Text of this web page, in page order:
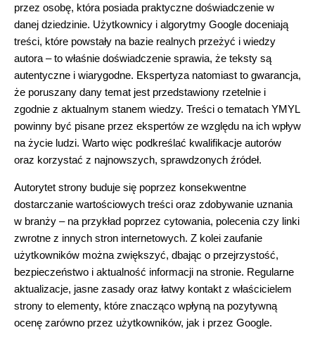
przez osobę, która posiada praktyczne doświadczenie w
danej dziedzinie. Użytkownicy i algorytmy Google doceniają
treści, które powstały na bazie realnych przeżyć i wiedzy
autora – to właśnie doświadczenie sprawia, że teksty są
autentyczne i wiarygodne. Ekspertyza natomiast to gwarancja,
że poruszany dany temat jest przedstawiony rzetelnie i
zgodnie z aktualnym stanem wiedzy. Treści o tematach YMYL
powinny być pisane przez ekspertów ze względu na ich wpływ
na życie ludzi. Warto więc podkreślać kwalifikacje autorów
oraz korzystać z najnowszych, sprawdzonych źródeł.
Autorytet strony buduje się poprzez konsekwentne
dostarczanie wartościowych treści oraz zdobywanie uznania
w branży – na przykład poprzez cytowania, polecenia czy linki
zwrotne z innych stron internetowych. Z kolei zaufanie
użytkowników można zwiększyć, dbając o przejrzystość,
bezpieczeństwo i aktualność informacji na stronie. Regularne
aktualizacje, jasne zasady oraz łatwy kontakt z właścicielem
strony to elementy, które znacząco wpłyną na pozytywną
ocenę zarówno przez użytkowników, jak i przez Google.